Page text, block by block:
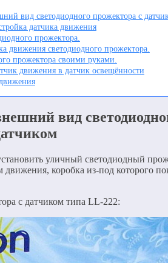
вид светодиодного прожектора с
датчика движения
прожектора.
движения светодиодного прожектора.
прожектора своими руками.
движения в датчик освещённости
вид
уличный светодиодный
движения, коробка из-под которого
с датчиком типа LL-222: